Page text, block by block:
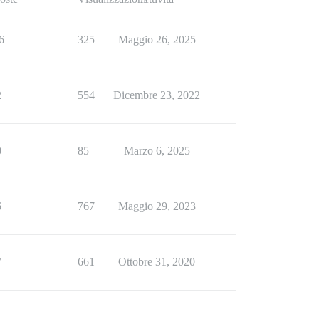
325 Maggio 26, 2025
554 Dicembre 23, 2022
85 Marzo 6, 2025
767 Maggio 29, 2023
661 Ottobre 31, 2020